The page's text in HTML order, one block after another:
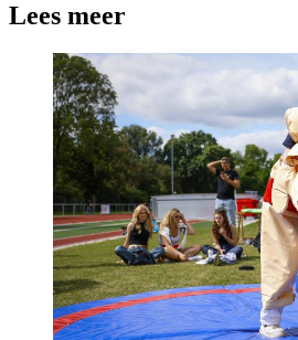
Lees meer